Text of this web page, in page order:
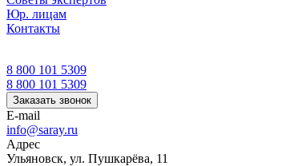
Юр. лицам
Контакты
8 800 101 5309
8 800 101 5309
Заказать звонок
E-mail
info@saray.ru
Адрес
Ульяновск, ул. Пушкарёва, 11